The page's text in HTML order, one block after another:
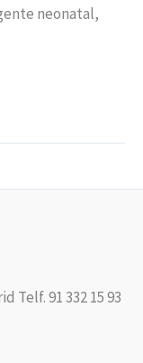
neonatal,
Telf. 91 332 15 93